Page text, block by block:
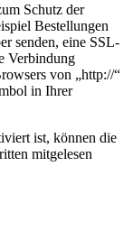
Schutz der
Bestellungen
senden, eine SSL-
Verbindung
von „http://“
in Ihrer
ist, können die
mitgelesen